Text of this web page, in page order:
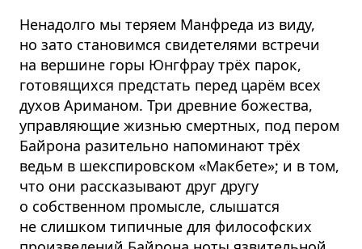
Ненадолго мы теряем Манфреда из виду,
но зато становимся свидетелями встречи
на вершине горы Юнгфрау трёх парок,
готовящихся предстать перед царём всех
духов Ариманом. Три древние божества,
управляющие жизнью смертных, под пером
Байрона разительно напоминают трёх
ведьм в шекспировском «Макбете»; и в том,
что они рассказывают друг другу
о собственном промысле, слышатся
не слишком типичные для философских